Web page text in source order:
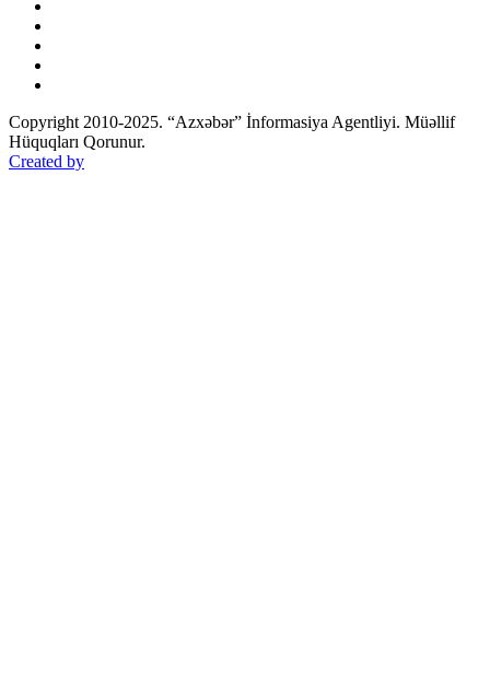
Copyright 2010-2025. “Azxəbər” İnformasiya Agentliyi. Müəllif
Hüquqları Qorunur.
Created by